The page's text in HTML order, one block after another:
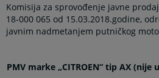
Komisija za sprovođenje javne
18-000 065 od 15.03.2018.godine,
javnim nadmetanjem putničkog
PMV marke „CITROEN“ tip AX (nije